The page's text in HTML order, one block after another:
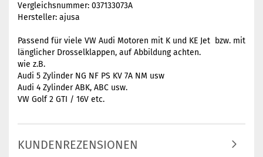
Vergleichsnummer: 037133073A
Hersteller: ajusa
Passend für viele VW Audi Motoren mit K und KE Jet bzw. mit
länglicher Drosselklappen, auf Abbildung achten.
wie z.B.
Audi 5 Zylinder NG NF PS KV 7A NM usw
Audi 4 Zylinder ABK, ABC usw.
VW Golf 2 GTI / 16V etc.
KUNDENREZENSIONEN